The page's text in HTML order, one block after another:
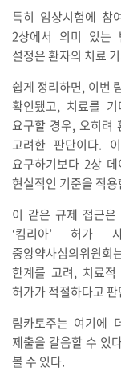
특히 임상시험에 참
2상에서 의미 있는
설정은 환자의 치료
쉽게 정리하면, 이번
확인됐고, 치료를
요구할 경우, 오히려
고려한 판단이다.
요구하기보다 2상
현실적인 기준을 적
이 같은 규제 접근
‘킴리아’ 허가
중앙약사심의위원회
한계를 고려, 치료
허가가 적절하다고
림카토주는 여기에
제출을 갈음할 수 있
볼 수 있다.